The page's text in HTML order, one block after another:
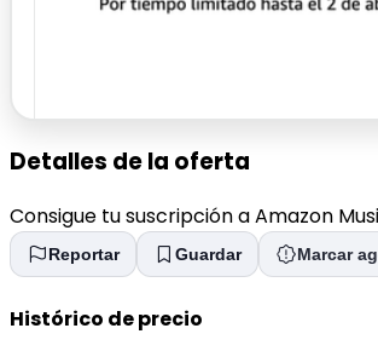
Detalles de la oferta
Consigue tu suscripción a Amazon
Reportar Guardar Marcar
Histórico de precio